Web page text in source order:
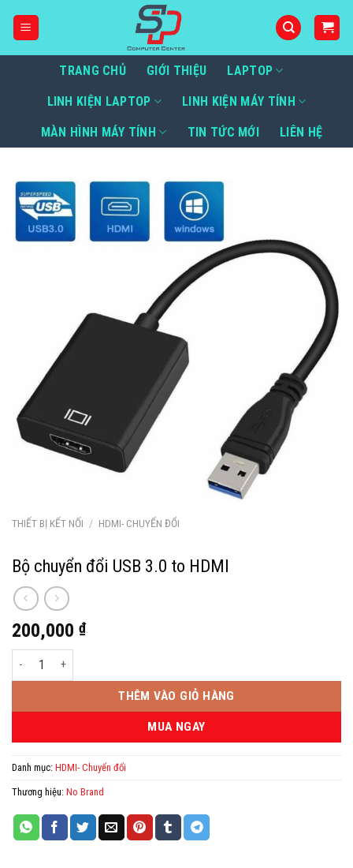
TRANG CHỦ GIỚI THIỆU LAPTOP
LINH KIỆN LAPTOP LINH KIỆN MÁY TÍNH
MÀN HÌNH MÁY TÍNH TIN TỨC MỚI LIÊN HỆ
THIẾT BỊ KẾT NỐI / HDMI- CHUYỂN ĐỔI
Bộ chuyển đổi USB 3.0 to HDMI
200,000 ₫
Bộ chuyển đổi USB 3.0 to HDMI số lượng
THÊM VÀO GIỎ HÀNG
MUA NGAY
Danh mục: HDMI- Chuyển đổi
Thương hiệu: No Brand